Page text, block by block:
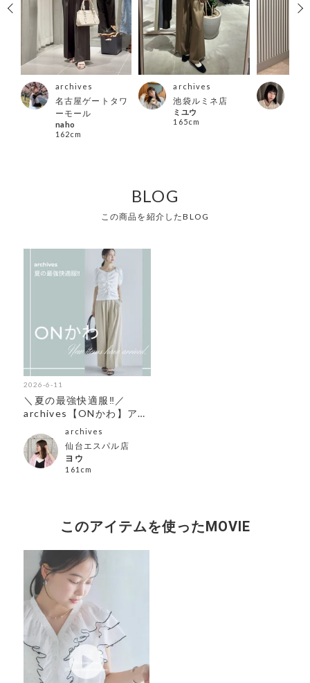
archives
名古屋ゲートタワ
ーモール
naho
162cm
archives
池袋ルミネ店
ミユウ
165cm
BLOG
この商品を紹介したBLOG
2026-6-11
＼夏の最強快適服‼︎／
archives【ONかわ】アイ
archives
仙台エスパル店
ヨウ
161cm
このアイテムを使ったMOVIE